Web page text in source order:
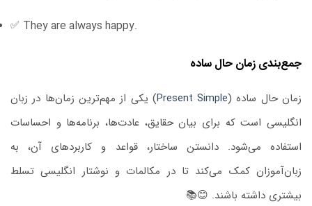
✅ They are always happy.
جمع‌بندی زمان حال ساده
زمان حال ساده (Present Simple) یکی از مهم‌ترین زمان‌ها در زبان
انگلیسی است که برای بیان حقایق، عادت‌ها، برنامه‌ها و احساسات
استفاده می‌شود. دانستن ساختار، قواعد و کاربردهای آن، به
زبان‌آموزان کمک می‌کند تا در مکالمات و نوشتار انگلیسی تسلط
بیشتری داشته باشند. 😊📚